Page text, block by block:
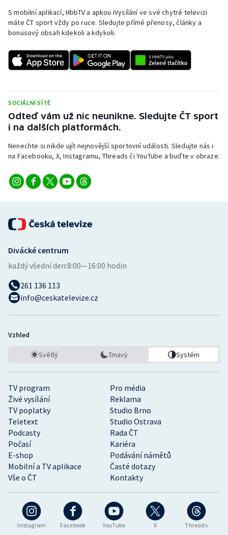
S mobilní aplikací, HbbTV a apkou iVysílání ve své chytré televizi
máte ČT sport vždy po ruce. Sledujte přímé přenosy, články a
bonusový obsah kdekoli a kdykoli.
SOCIÁLNÍ SÍTĚ
Odteď vám už nic neunikne. Sledujte ČT sport
i na dalších platformách.
Nenechte si nikde ujít nejnovější sportovní události. Sledujte nás i
na Facebooku, X, Instagramu, Threads či YouTube a buďte v obraze.
Instagram Facebook YouTube X Threads
TV program
Pro média
Živé vysílání
Reklama
TV poplatky
Studio Brno
Teletext
Studio Ostrava
Podcasty
Rada ČT
Počasí
Kariéra
E-shop
Podávání námětů
Mobilní a TV aplikace
Časté dotazy
Vše o ČT
Kontakty
Divácké centrum
každý všední den:8:00—16:00 hodin
261 136 113
info@ceskatelevize.cz
Vzhled
Světlý Tmavý Systém